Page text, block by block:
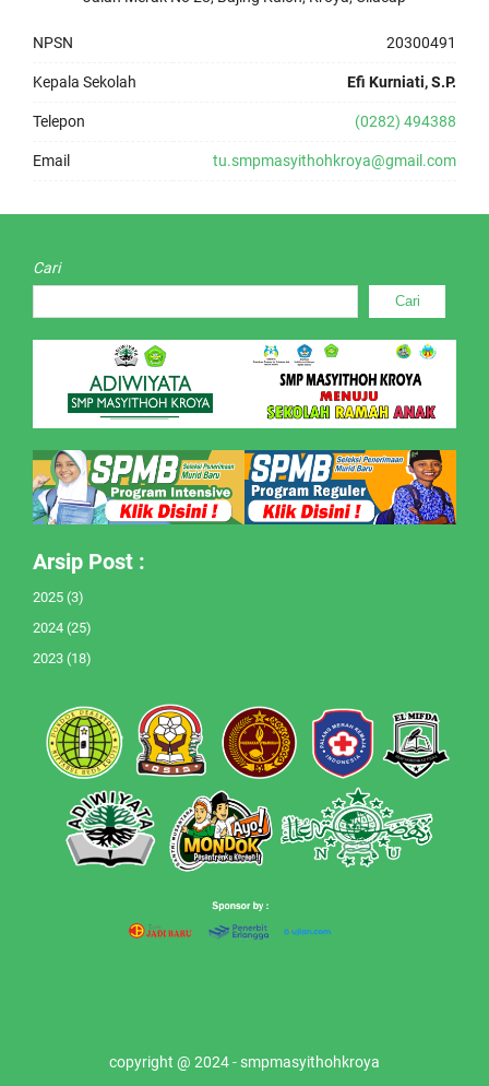
NPSN 20300491
Kepala Sekolah Efi Kurniati, S.P.
Telepon (0282) 494388
Email tu.smpmasyithohkroya@gmail.com
Cari
Cari
Arsip Post :
2025 (3)
2024 (25)
2023 (18)
copyright @ 2024 - smpmasyithohkroya